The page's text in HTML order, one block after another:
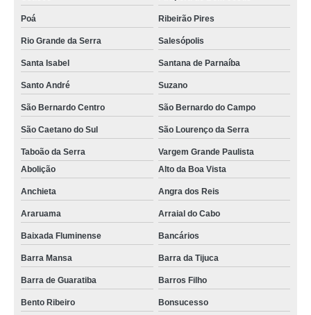
Poá Ribeirão Pires
Rio Grande da Serra Salesópolis
Santa Isabel Santana de Parnaíba
Santo André Suzano
São Bernardo Centro São Bernardo do Campo
São Caetano do Sul São Lourenço da Serra
Taboão da Serra
Vargem Grande Paulista
Abolição
Alto da Boa Vista
Anchieta Angra dos Reis
Araruama Arraial do Cabo
Baixada Fluminense Bancários
Barra Mansa Barra da Tijuca
Barra de Guaratiba Barros Filho
Bento Ribeiro Bonsucesso